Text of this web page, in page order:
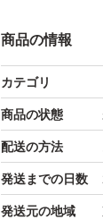
【商品状態】
・新品
【商品内容】
・フルセット（
商品の情報
カテゴリ
商品の状態
配送の方法
発送までの日数
発送元の地域